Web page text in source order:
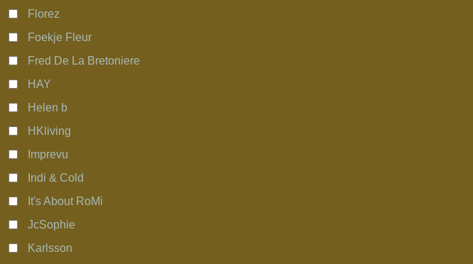
Florez
Foekje Fleur
Fred De La Bretoniere
HAY
Helen b
HKliving
Imprevu
Indi & Cold
It's About RoMi
JcSophie
Karlsson